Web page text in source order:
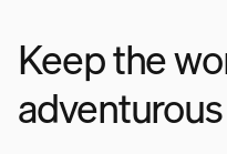
Keep the